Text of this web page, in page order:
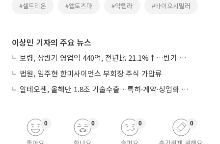
#셀트리온 #앱토즈마 #악템라 #바이오시밀러
이상민 기자의 주요 뉴스
보령, 상반기 영업익 440억, 전년比 21.1%↑…반기 역대 최대
법원, 임주현 한미사이언스 부회장 주식 가압류
알테오젠, 올해만 1.8조 기술수출…특허·계약·상업화 ‘삼박자’
0 0 0 0